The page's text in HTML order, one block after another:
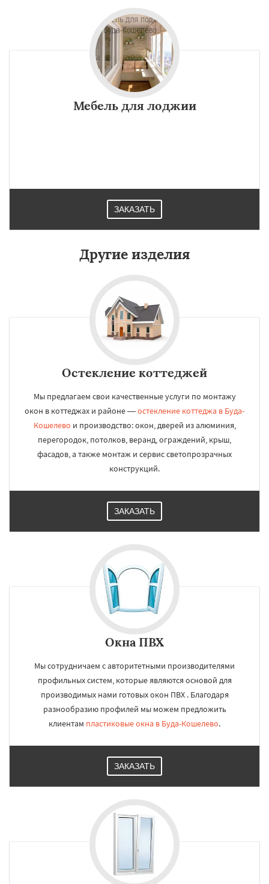
Мебель для лоджии
ЗАКАЗАТЬ
Другие изделия
Остекление коттеджей
Мы предлагаем свои качественные услуги по монтажу
окон в коттеджах и районе —остекление коттеджа в Буда-
Кошелево и производство: окон, дверей из алюминия,
перегородок, потолков, веранд, ограждений, крыш,
фасадов, а также монтаж и сервис светопрозрачных
конструкций.
ЗАКАЗАТЬ
Окна ПВХ
Мы сотрудничаем с авторитетными производителями
профильных систем, которые являются основой для
производимых нами готовых окон ПВХ . Благодаря
разнообразию профилей мы можем предложить
клиентам пластиковые окна в Буда-Кошелево.
ЗАКАЗАТЬ